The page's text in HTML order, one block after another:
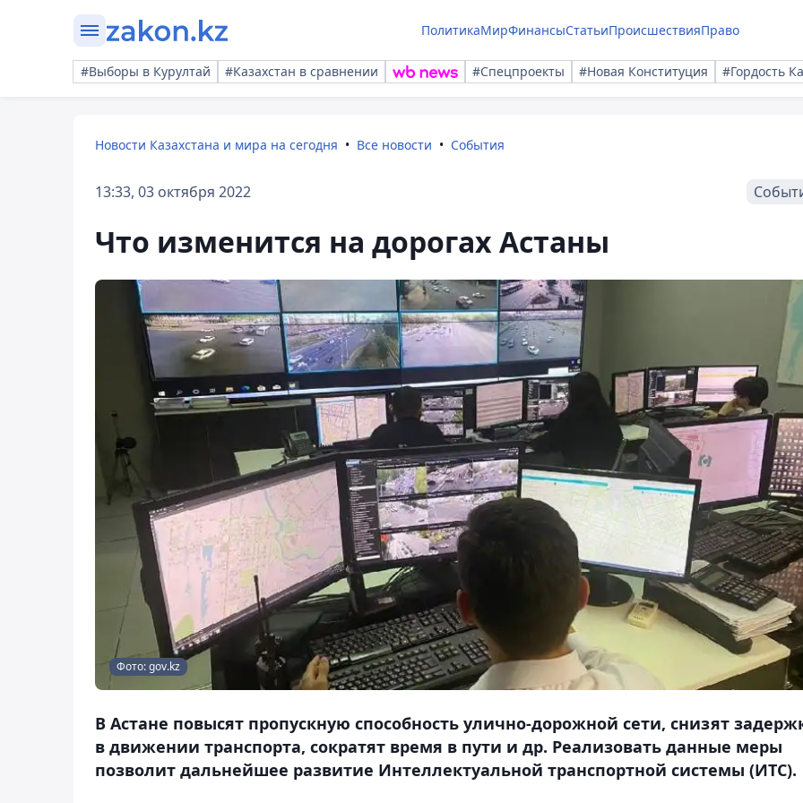
ПолитикаМирФинансыСтатьиПроисшествияПраво
#Выборы в Курултай #Казахстан в сравнении #Спецпроекты #Новая Конституция #Гордость
Новости Казахстана и мира на сегодня Все новости События
13:33, 03 октября 2022
Что изменится на дорогах Астаны
Фото: gov.kz
В Астане повысят пропускную способность улично-дорожной сети, снизят
в движении транспорта, сократят время в пути и др. Реализовать данные меры
позволит дальнейшее развитие Интеллектуальной транспортной системы (ИТС).